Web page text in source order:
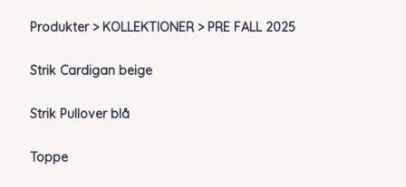
Produkter > KOLLEKTIONER > PRE FALL 2025
Strik Cardigan beige
Strik Pullover blå
Toppe